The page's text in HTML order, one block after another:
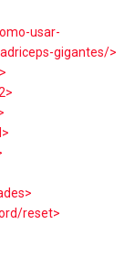
usar-
gigantes/>
reset>